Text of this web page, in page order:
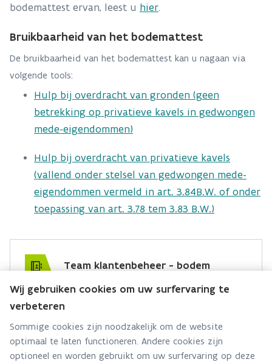
bodemattest ervan, leest u hier.
Bruikbaarheid van het bodemattest
De bruikbaarheid van het bodemattest kan u nagaan via
volgende tools:
Hulp bij overdracht van gronden (geen
betrekking op privatieve kavels in gedwongen
mede-eigendommen)
Hulp bij overdracht van privatieve kavels
(vallend onder stelsel van gedwongen mede-
eigendommen vermeld in art. 3.84B.W. of onder
toepassing van art. 3.78 tem 3.83 B.W.)
Team klantenbeheer - bodem
Hebt u een vraag voor dit team? Stel ze hier:
Via contact formulier
Alle contactgegevens
Wij gebruiken cookies om uw surfervaring te
verbeteren
Sommige cookies zijn noodzakelijk om de website
optimaal te laten functioneren. Andere cookies zijn
optioneel en worden gebruikt om uw surfervaring op deze